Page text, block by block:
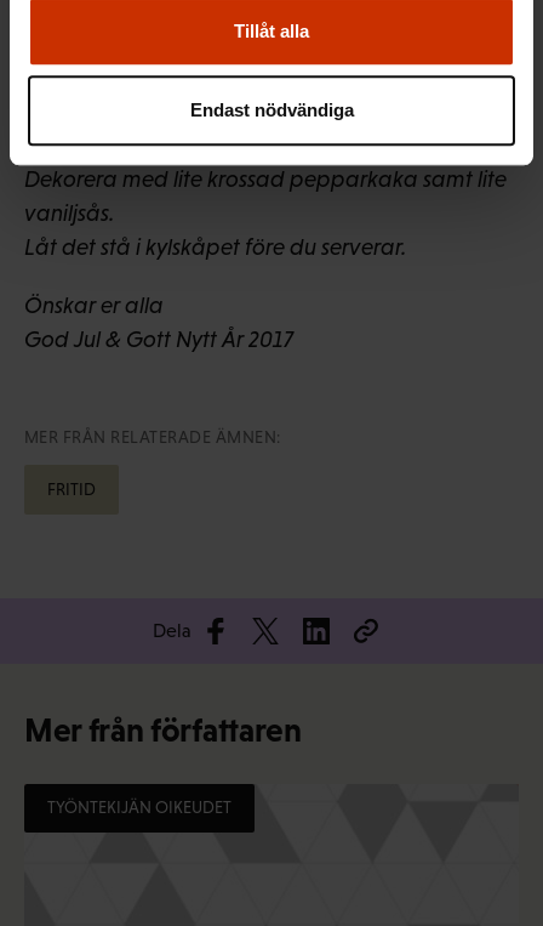
Tillåt alla
Endast nödvändiga
Blanda plommonen med 1-2 burkar med
osmaksatt kvarg (4 personer).
Krossa också lite med pepparkaka i kvargen.
Om man vill kan man sätta lite socker.
Dela kvargen i glas eller skålar.
Dekorera med lite krossad pepparkaka samt lite
vaniljsås.
Låt det stå i kylskåpet före du serverar.
Önskar er alla
God Jul & Gott Nytt År 2017
MER FRÅN RELATERADE ÄMNEN:
FRITID
Dela
Mer från författaren
TYÖNTEKIJÄN OIKEUDET